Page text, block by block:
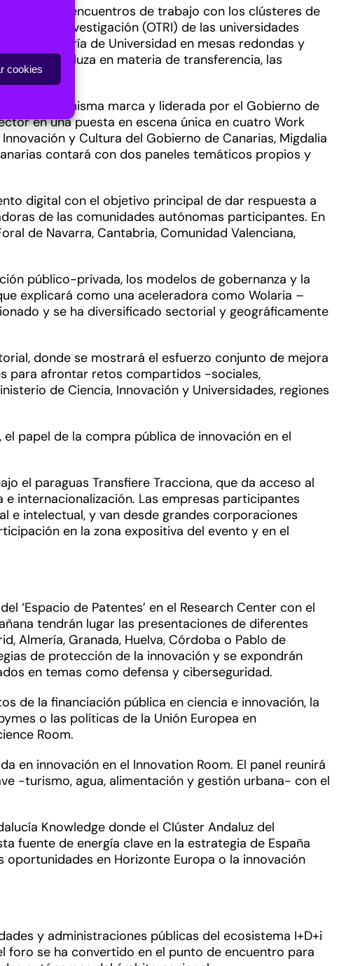
cookies
mantendrá encuentros de trabajo con los clústeres de
de Investigación (OTRI) de las universidades
Consejería de Universidad en mesas redondas y
andaluza en materia de transferencia, las
bajo una misma marca y liderada por el Gobierno de
en una puesta en escena única en cuatro Work
y Cultura del Gobierno de Canarias, Migdalia
contará con dos paneles temáticos propios y
digital con el objetivo principal de dar respuesta a
de las comunidades autónomas participantes. En
de Navarra, Cantabria, Comunidad Valenciana,
público-privada, los modelos de gobernanza y la
explicará como una aceleradora como Wolaria –
y se ha diversificado sectorial y geográficamente
donde se mostrará el esfuerzo conjunto de mejora
para afrontar retos compartidos -sociales,
de Ciencia, Innovación y Universidades, regiones
papel de la compra pública de innovación en el
el paraguas Transfiere Tracciona, que da acceso al
internacionalización. Las empresas participantes
intelectual, y van desde grandes corporaciones
en la zona expositiva del evento y en el
‘Espacio de Patentes’ en el Research Center con el
tendrán lugar las presentaciones de diferentes
Almería, Granada, Huelva, Córdoba o Pablo de
de protección de la innovación y se expondrán
en temas como defensa y ciberseguridad.
de la financiación pública en ciencia e innovación, la
o las políticas de la Unión Europea en
Room.
en innovación en el Innovation Room. El panel reunirá
-turismo, agua, alimentación y gestión urbana- con el
Knowledge donde el Clúster Andaluz del
fuente de energía clave en la estrategia de España
en Horizonte Europa o la innovación
y administraciones públicas del ecosistema I+D+i
foro se ha convertido en el punto de encuentro para